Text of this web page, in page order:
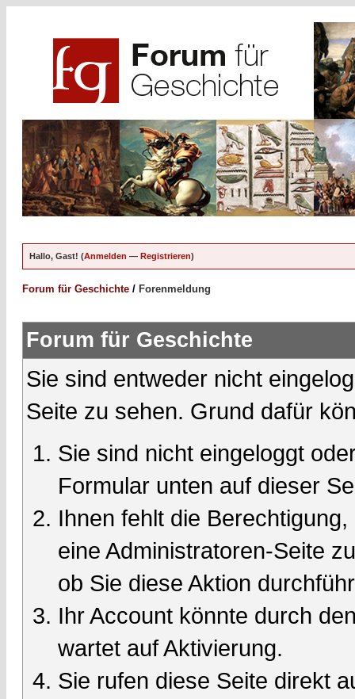
Hallo, Gast! (Anmelden — Registrieren)
Forum für Geschichte / Forenmeldung
Forum für Geschichte
Sie sind entweder nicht
Seite zu sehen. Grund dafür
Sie sind nicht eingeloggt
Formular unten auf dieser
Ihnen fehlt die
eine Administratoren-Seite
ob Sie diese Aktion
Ihr Account könnte durch
wartet auf Aktivierung.
Sie rufen diese Seite direkt